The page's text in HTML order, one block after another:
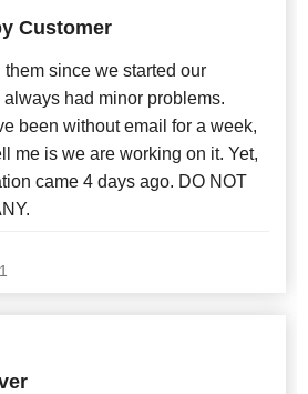
Customer
since we started our
had minor problems.
been without email for a week,
me is we are working on it. Yet,
came 4 days ago. DO NOT